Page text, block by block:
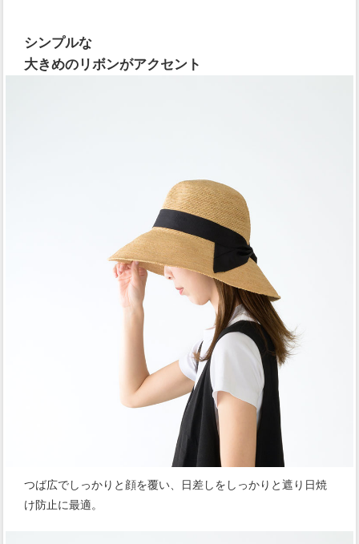
シンプルな
大きめのリボンがアクセント
つば広でしっかりと顔を覆い、日差しをしっかりと遮り日焼
け防止に最適。